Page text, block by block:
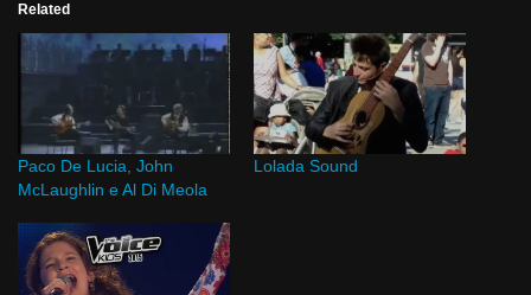
Related
Paco De Lucia, John
McLaughlin e Al Di Meola
Lolada Sound